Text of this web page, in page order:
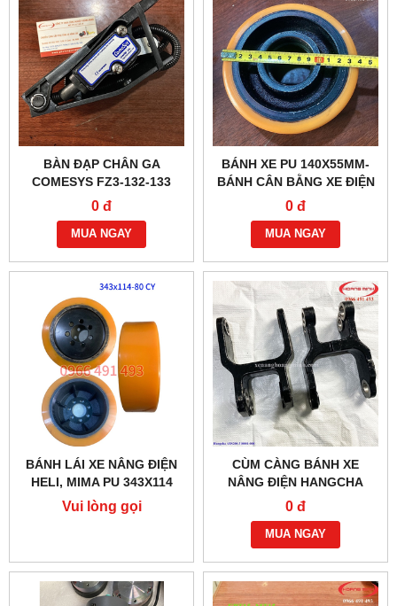
BÀN ĐẠP CHÂN GA
COMESYS FZ3-132-133
CHÍNH HÃNG
0 đ
MUA NGAY
BÁNH XE PU 140X55MM-
BÁNH CÂN BẰNG XE ĐIỆN
0 đ
MUA NGAY
BÁNH LÁI XE NÂNG ĐIỆN
HELI, MIMA PU 343X114
MỚI 100%
Vui lòng gọi
CÙM CÀNG BÁNH XE
NÂNG ĐIỆN HANGCHA
ABS200-310001-000
0 đ
MUA NGAY